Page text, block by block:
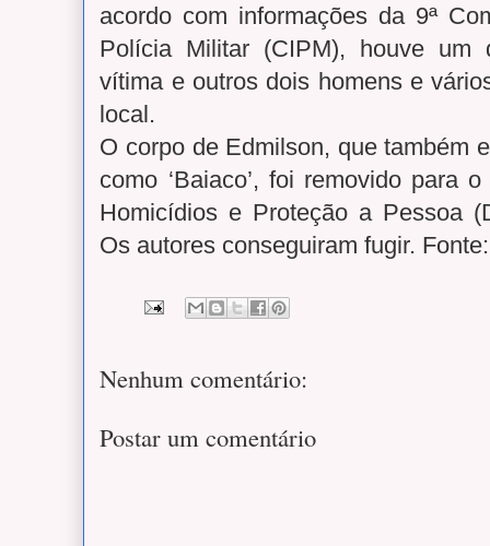
acordo com informações da 9ª
Polícia Militar (CIPM), houve um
vítima e outros dois homens e
local.
O corpo de Edmilson, que também
como ‘Baiaco’, foi removido para
Homicídios e Proteção a Pessoa
Os autores conseguiram fugir.
Nenhum comentário:
Postar um comentário